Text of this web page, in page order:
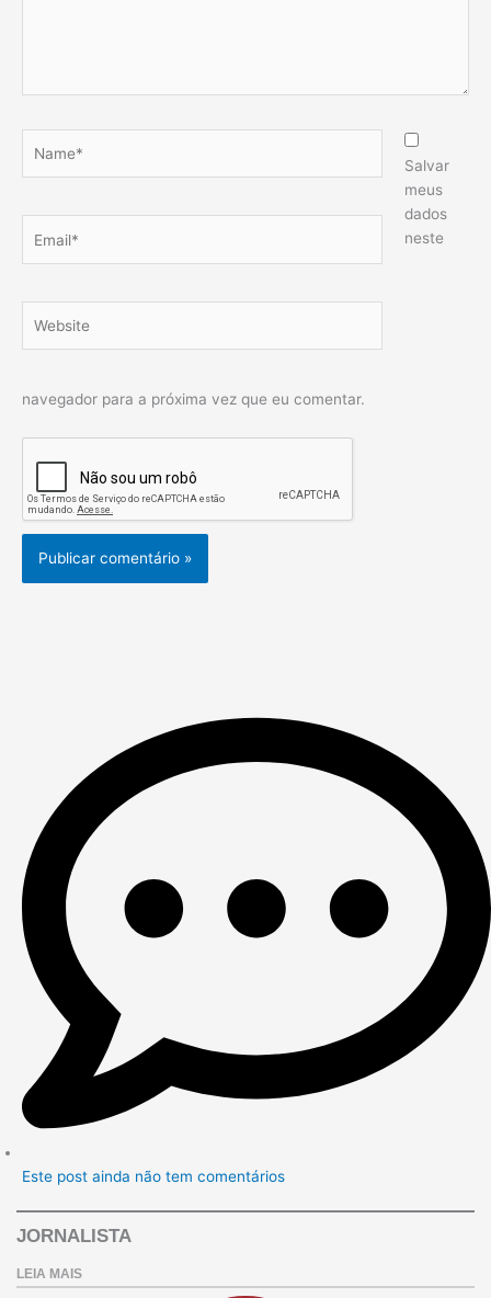
Salvar
meus
dados
neste
navegador para a próxima vez que eu comentar.
Este post ainda não tem comentários
JORNALISTA
LEIA MAIS